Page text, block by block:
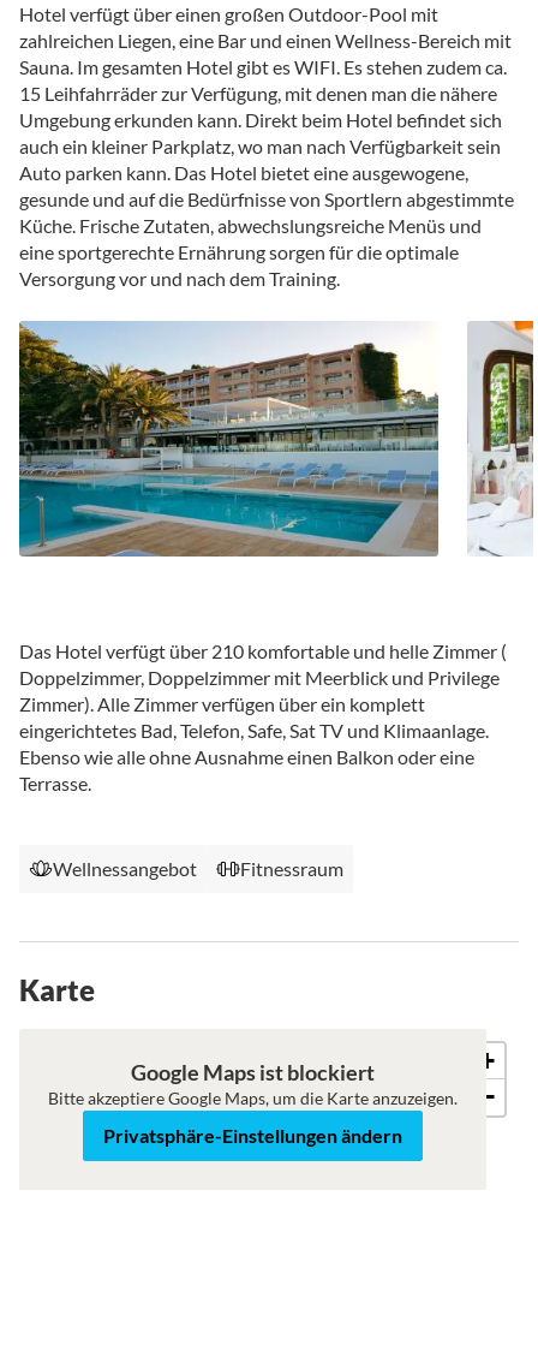
Hotel verfügt über einen großen Outdoor-Pool mit
zahlreichen Liegen, eine Bar und einen Wellness-Bereich mit
Sauna. Im gesamten Hotel gibt es WIFI. Es stehen zudem ca.
15 Leihfahrräder zur Verfügung, mit denen man die nähere
Umgebung erkunden kann. Direkt beim Hotel befindet sich
auch ein kleiner Parkplatz, wo man nach Verfügbarkeit sein
Auto parken kann. Das Hotel bietet eine ausgewogene,
gesunde und auf die Bedürfnisse von Sportlern abgestimmte
Küche. Frische Zutaten, abwechslungsreiche Menüs und
eine sportgerechte Ernährung sorgen für die optimale
Versorgung vor und nach dem Training.
Das Hotel verfügt über 210 komfortable und helle Zimmer (
Doppelzimmer, Doppelzimmer mit Meerblick und Privilege
Zimmer). Alle Zimmer verfügen über ein komplett
eingerichtetes Bad, Telefon, Safe, Sat TV und Klimaanlage.
Ebenso wie alle ohne Ausnahme einen Balkon oder eine
Terrasse.
Wellnessangebot Fitnessraum
Karte
Satellit
+
−
Google Maps ist blockiert
Bitte akzeptiere Google Maps, um die Karte anzuzeigen.
Privatsphäre-Einstellungen ändern